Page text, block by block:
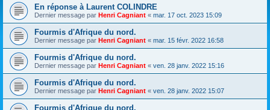
En réponse à Laurent COLINDRE
Dernier message par Henri Cagniant « mar. 17 oct. 2023 15:09
Fourmis d'Afrique du nord.
Dernier message par Henri Cagniant « mar. 15 févr. 2022 16:58
Fourmis d'Afrique du nord.
Dernier message par Henri Cagniant « ven. 28 janv. 2022 15:16
Fourmis d'Afrique du nord.
Dernier message par Henri Cagniant « ven. 28 janv. 2022 15:07
Fourmis d'Afrique du nord.